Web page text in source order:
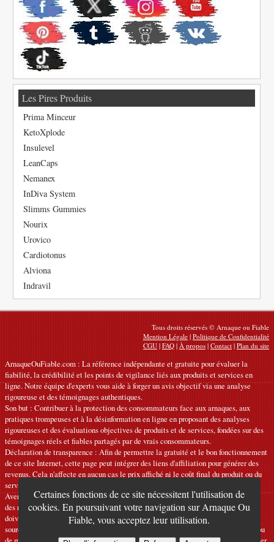
Certaines fonctions de ce site nécessitent l'utilisation de
cookies. En poursuivant votre navigation sur Arnaque Ou
Fiable, vous acceptez leur utilisation.
Les Pires Produits
Prima Minceur
KetoXplode
Insulevel
LeanCaps
Nemanex
InDiva System
Slimms Gummies
Nourix
Urovico
Cardiotonus
Alviona
Indravil
Tous droits réservés © Arnaque ou Fiable
Mention Légale|Politique de Confidentialité
CGU|FAQ|À propos|Contact|Plan du site
ArnaqueOuFiable.com : La référence indépendante et gratuite pour évaluer la
fiabilité, la crédibilité et les points de vigilance liés aux produits et services en
ligne. Notre équipe d'experts vous aide à forger un avis objectif via une analyse
rigoureuse et des témoignages authentiques.
Son but : Contribuer à la protection des consommateurs face aux arnaques, aux
pratiques trompeuses et à la désinformation en ligne en proposant des analyses
rigoureuses et des évaluations objectives de produits et de services, fondées sur des
témoignages réels et fiables partagés par de vrais consommateurs.
Déclaration de transparence : Afin de permettre la gratuité et le bon fonctionnement
de ce site Internet, cette page peut intégrer des liens d'affiliation pour générer des
revenus. Cela n'affecte en aucun cas le prix affiché ni le coût final du produit ou du
service.
Avertissements : Nos articles expriment des avis personnels et ne constituent pas
des recommandations officielles. Les informations fournies sont indicatives et
doivent être confirmées auprès du fabricant, du vendeur, du prestataire ou d’une
source officielle compétente. Nous déclinons toute responsabilité en cas d'erreur ou